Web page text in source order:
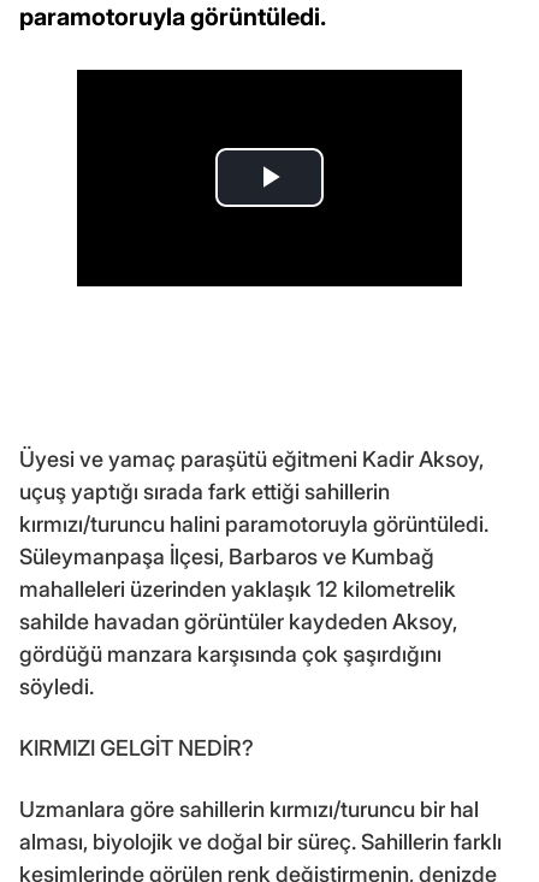
paramotoruyla görüntüledi.
Üyesi ve yamaç paraşütü eğitmeni Kadir Aksoy,
uçuş yaptığı sırada fark ettiği sahillerin
kırmızı/turuncu halini paramotoruyla görüntüledi.
Süleymanpaşa İlçesi, Barbaros ve Kumbağ
mahalleleri üzerinden yaklaşık 12 kilometrelik
sahilde havadan görüntüler kaydeden Aksoy,
gördüğü manzara karşısında çok şaşırdığını
söyledi.
KIRMIZI GELGİT NEDİR?
Uzmanlara göre sahillerin kırmızı/turuncu bir hal
alması, biyolojik ve doğal bir süreç. Sahillerin farklı
kesimlerinde görülen renk değiştirmenin, denizde